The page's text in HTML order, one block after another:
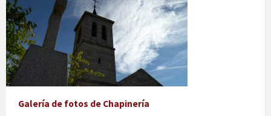
Galería de fotos de Chapinería